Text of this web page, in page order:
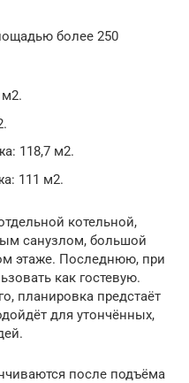
более 250
118,7 м2.
111 м2.
котельной,
санузлом, большой
этаже. Последнюю, при
как гостевую.
планировка предстаёт
для утончённых,
после подъёма